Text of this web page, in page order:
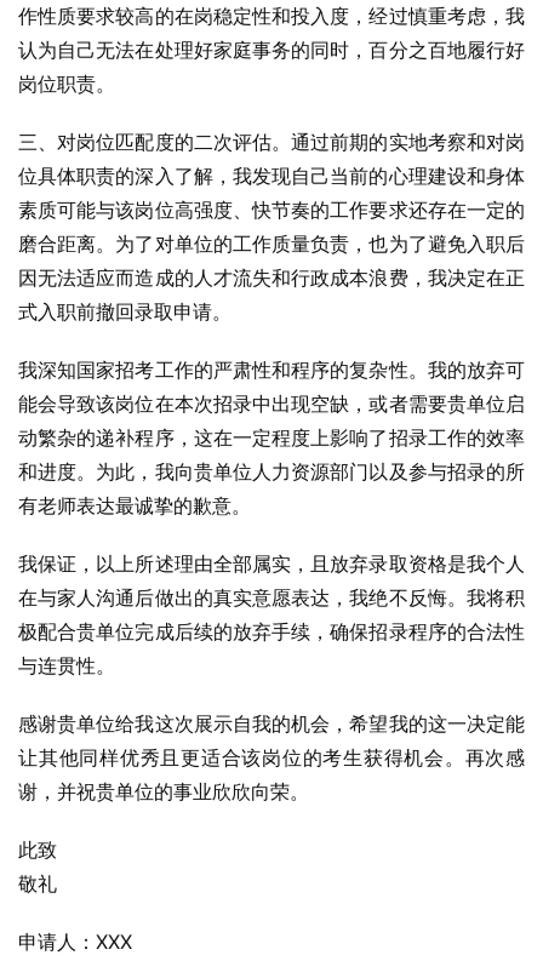
作性质要求较高的在岗稳定性和投入度，经过慎重考虑，我
认为自己无法在处理好家庭事务的同时，百分之百地履行好
岗位职责。
三、对岗位匹配度的二次评估。通过前期的实地考察和对岗
位具体职责的深入了解，我发现自己当前的心理建设和身体
素质可能与该岗位高强度、快节奏的工作要求还存在一定的
磨合距离。为了对单位的工作质量负责，也为了避免入职后
因无法适应而造成的人才流失和行政成本浪费，我决定在正
式入职前撤回录取申请。
我深知国家招考工作的严肃性和程序的复杂性。我的放弃可
能会导致该岗位在本次招录中出现空缺，或者需要贵单位启
动繁杂的递补程序，这在一定程度上影响了招录工作的效率
和进度。为此，我向贵单位人力资源部门以及参与招录的所
有老师表达最诚挚的歉意。
我保证，以上所述理由全部属实，且放弃录取资格是我个人
在与家人沟通后做出的真实意愿表达，我绝不反悔。我将积
极配合贵单位完成后续的放弃手续，确保招录程序的合法性
与连贯性。
感谢贵单位给我这次展示自我的机会，希望我的这一决定能
让其他同样优秀且更适合该岗位的考生获得机会。再次感
谢，并祝贵单位的事业欣欣向荣。
此致
敬礼
申请人：XXX